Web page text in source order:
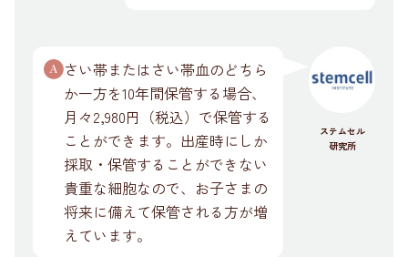
ステムセル
研究所
さい帯またはさい帯血のどちら
か一方を10年間保管する場合、
月々2,980円（税込）で保管する
ことができます。出産時にしか
採取・保管することができない
貴重な細胞なので、お子さまの
将来に備えて保管される方が増
えています。